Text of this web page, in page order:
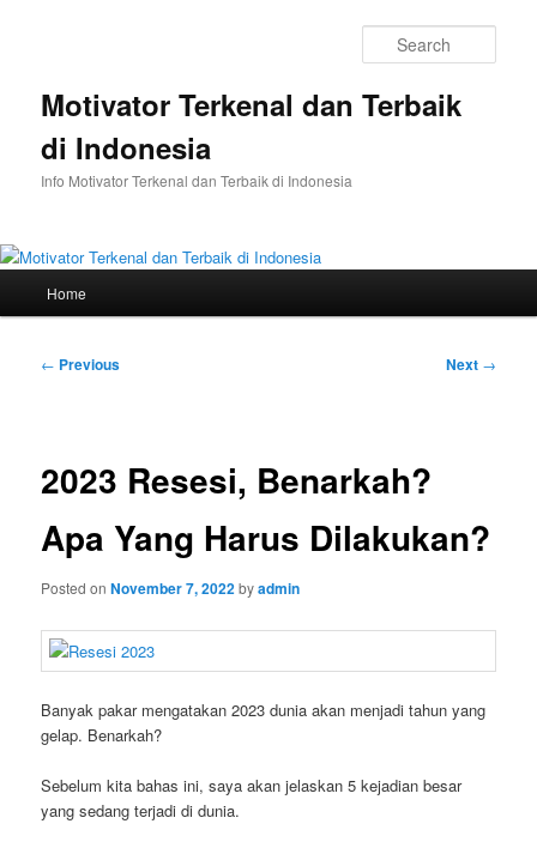
Motivator Terkenal dan Terbaik
di Indonesia
Info Motivator Terkenal dan Terbaik di Indonesia
Home
Post
← Previous Next →
2023 Resesi, Benarkah?
Apa Yang Harus Dilakukan?
Posted onNovember 7, 2022byadmin
Banyak pakar mengatakan 2023 dunia akan menjadi tahun yang
gelap. Benarkah?
Sebelum kita bahas ini, saya akan jelaskan 5 kejadian besar
yang sedang terjadi di dunia.